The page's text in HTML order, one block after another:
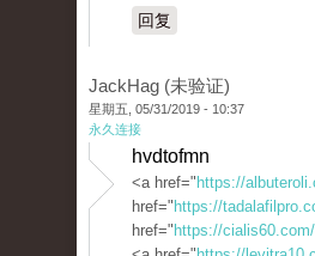
回复
JackHag (未验证)
星期五, 05/31/2019 - 10:37
永久连接
hvdtofmn
<a href=" https://
href=" https://
href=" https://